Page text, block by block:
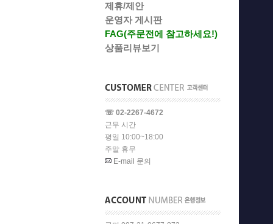
제휴/제안
운영자 게시판
FAG(주문전에 참고하세요!)
상품리뷰보기
☏ 02-2267-4672
근무 시간
평일 10:00~18:00
주말 휴무
E-mail 문의